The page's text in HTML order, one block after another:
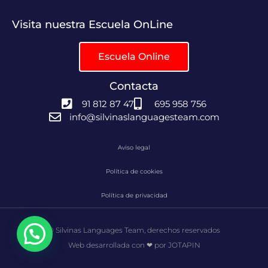
Visita nuestra Escuela OnLine
Escuela Online
Contacta
91 812 87 47
695 958 756
info@silvinaslanguagesteam.com
Aviso legal
Política de cookies
Política de privacidad
© Silvinas Languages Team, derechos reservados
Web desarrollada con ❤ por JOTAPIN